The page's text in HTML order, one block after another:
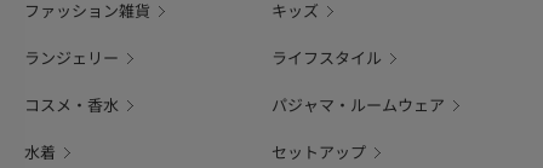
ファッション雑貨 キッズ
ランジェリー ライフスタイル
コスメ・香水 パジャマ・ルームウェア
水着 セットアップ